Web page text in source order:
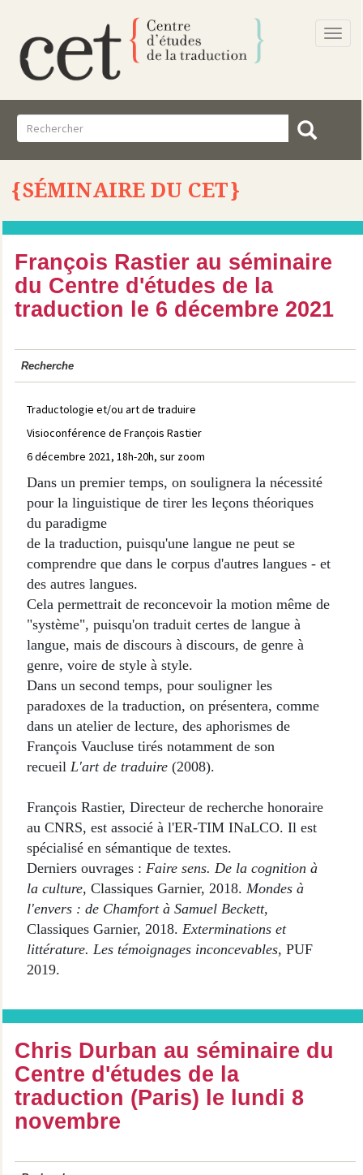
SÉMINAIRE DU CET
François Rastier au séminaire
du Centre d'études de la
traduction le 6 décembre 2021
Recherche
Traductologie et/ou art de traduire
Visioconférence de François Rastier
6 décembre 2021, 18h-20h, sur zoom
Dans un premier temps, on soulignera la nécessité
pour la linguistique de tirer les leçons théoriques
du paradigme
de la traduction, puisqu'une langue ne peut se
comprendre que dans le corpus d'autres langues - et
des autres langues.
Cela permettrait de reconcevoir la motion même de
"système", puisqu'on traduit certes de langue à
langue, mais de discours à discours, de genre à
genre, voire de style à style.
Dans un second temps, pour souligner les
paradoxes de la traduction, on présentera, comme
dans un atelier de lecture, des aphorismes de
François Vaucluse tirés notamment de son
recueil L'art de traduire (2008).
François Rastier, Directeur de recherche honoraire
au CNRS, est associé à l'ER-TIM INaLCO. Il est
spécialisé en sémantique de textes.
Derniers ouvrages : Faire sens. De la cognition à
la culture, Classiques Garnier, 2018. Mondes à
l'envers : de Chamfort à Samuel Beckett,
Classiques Garnier, 2018. Exterminations et
littérature. Les témoignages inconcevables, PUF
2019.
Chris Durban au séminaire du
Centre d'études de la
traduction (Paris) le lundi 8
novembre